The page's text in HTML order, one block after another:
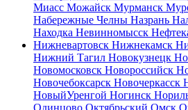
Миасс Можайск Мурманск
Набережные Челны Назрань
Находка Невинномысск
Нижневартовск Нижнекамск
Нижний Тагил Новокузнецк
Новомосковск Новороссийск
Новочебоксарск Новочеркасск
НовыйУренгой Ногинск
Одинцово Октябрьский Омск